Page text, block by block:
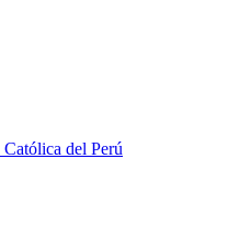
del Perú